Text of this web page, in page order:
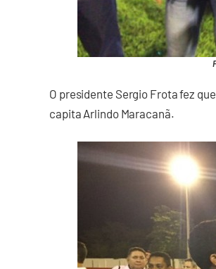
O presidente Sergio Frota fez
capita Arlindo Maracanã.